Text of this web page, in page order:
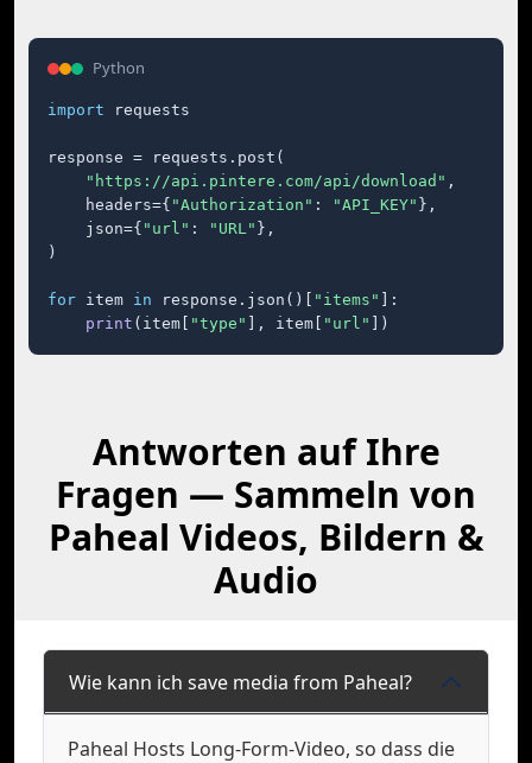
Python
import requests
response = requests.post(
"https://api.pintere.com/api/download" ,
    headers={
"Authorization" : "API_KEY" },
    json={
"url" : "URL" },
)
for item in response.json()[ "items"
]:
print (item[ "type" ], item[ "url" ])
Antworten auf Ihre
Fragen — Sammeln von
Paheal Videos, Bildern &
Audio
Wie kann ich save media from Paheal?
Paheal Hosts Long-Form-Video, so dass die